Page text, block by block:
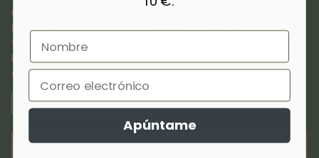
Utilizamos
lana, cachemira y materiales reciclados, elegidos por su
transpirabilidad, suavidad y delicadeza con la piel.
Hipoalergénicos, antibacterianos y termorreguladores, ofrecen
comodidad y protección en todas las estaciones.
MÁS INFORMACIÓN
Apúntame